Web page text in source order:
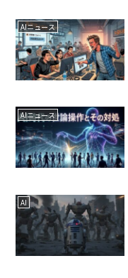
AIニュース
AIニュース
AI